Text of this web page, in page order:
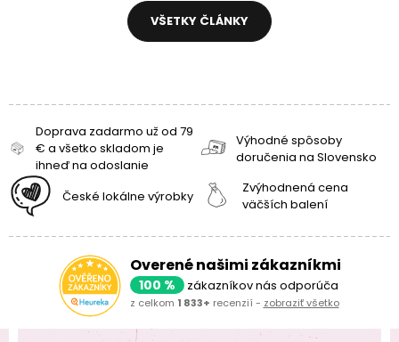
VŠETKY ČLÁNKY
Doprava zadarmo už od 79
€ a všetko skladom je
ihneď na odoslanie
Výhodné spôsoby
doručenia na Slovensko
České lokálne výrobky
Zvýhodnená cena
väčších balení
Overené našimi zákazníkmi
100 % zákazníkov nás odporúča
z celkom 1 833+ recenzií - zobraziť všetko